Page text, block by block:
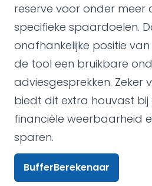
reserve voor onder meer
specifieke spaardoelen.
onafhankelijke positie
de tool een bruikbare
adviesgesprekken. Zeker
biedt dit extra houvast bij
financiële weerbaarheid
sparen.
BufferBerekenaar